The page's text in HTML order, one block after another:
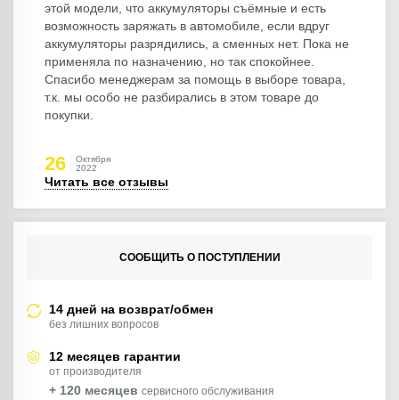
этой модели, что аккумуляторы съёмные и есть
возможность заряжать в автомобиле, если вдруг
аккумуляторы разрядились, а сменных нет. Пока не
применяла по назначению, но так спокойнее.
Спасибо менеджерам за помощь в выборе товара,
т.к. мы особо не разбирались в этом товаре до
покупки.
26
Октября
2022
Читать все отзывы
СООБЩИТЬ О ПОСТУПЛЕНИИ
14 дней на возврат/обмен
без лишних вопросов
12 месяцев гарантии
от производителя
+ 120 месяцев сервисного обслуживания